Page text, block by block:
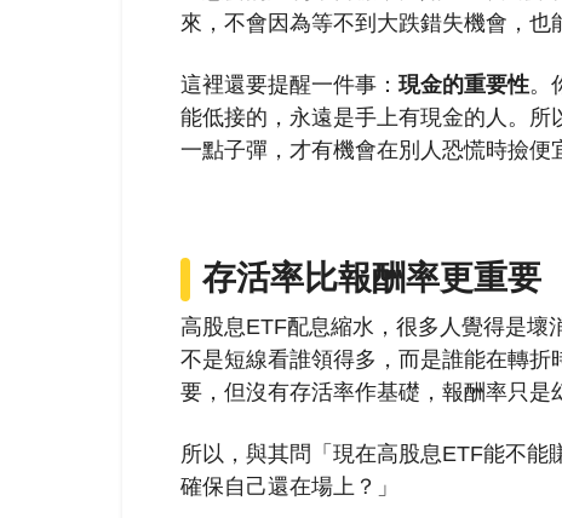
來，不會因為等不到大跌錯失機會，也
這裡還要提醒一件事： 現金的重要性。
能低接的，永遠是手上有現金的人。
一點子彈，才有機會在別人恐慌時撿便
存活率比報酬率更重要
高股息ETF配息縮水，很多人覺得是壞
不是短線看誰領得多，而是誰能在轉
要，但沒有存活率作基礎，報酬率只是
所以，與其問「現在高股息ETF能不能
確保自己還在場上？」